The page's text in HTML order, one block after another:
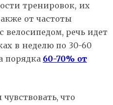
тренировок, их
от частоты
велосипедом, речь идет
в неделю по 30-60
порядка 60-70% от
что